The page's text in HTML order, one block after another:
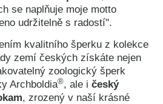
se naplňuje moje motto
udržitelně s radostí".
kvalitního šperku z kolekce
zemí českých získáte nejen
zoologický šperk
Archboldia®, ale ičeský
, zrozený v naší krásné